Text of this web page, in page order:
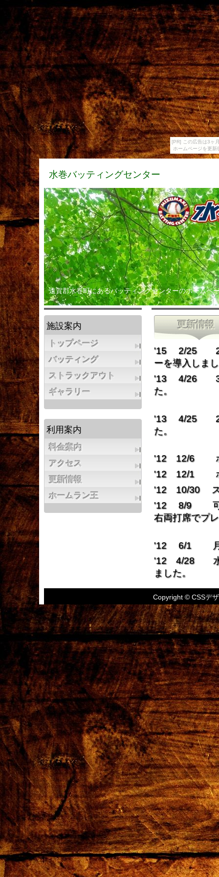
[PR] この広告は3ヶ
ホームページを更
水巻バッティングセンター
遠賀郡水巻町にあるバッティングセンターのホームペ
更新情報
'15 2/25 2番
ーを導入しま
'13 4/26 3番
た。
'13 4/25 2番
た。
'12 12/6 ホー
'12 12/1 ホー
'12 10/30 ス
'12 8/9 可変
右両打席でプ
'12 6/1 月間
'12 4/28 水巻
ました。
施設案内
トップページ
バッティング
ストラックアウト
ギャラリー
利用案内
料金案内
アクセス
更新情報
ホームラン王
Copyright © CSSデ